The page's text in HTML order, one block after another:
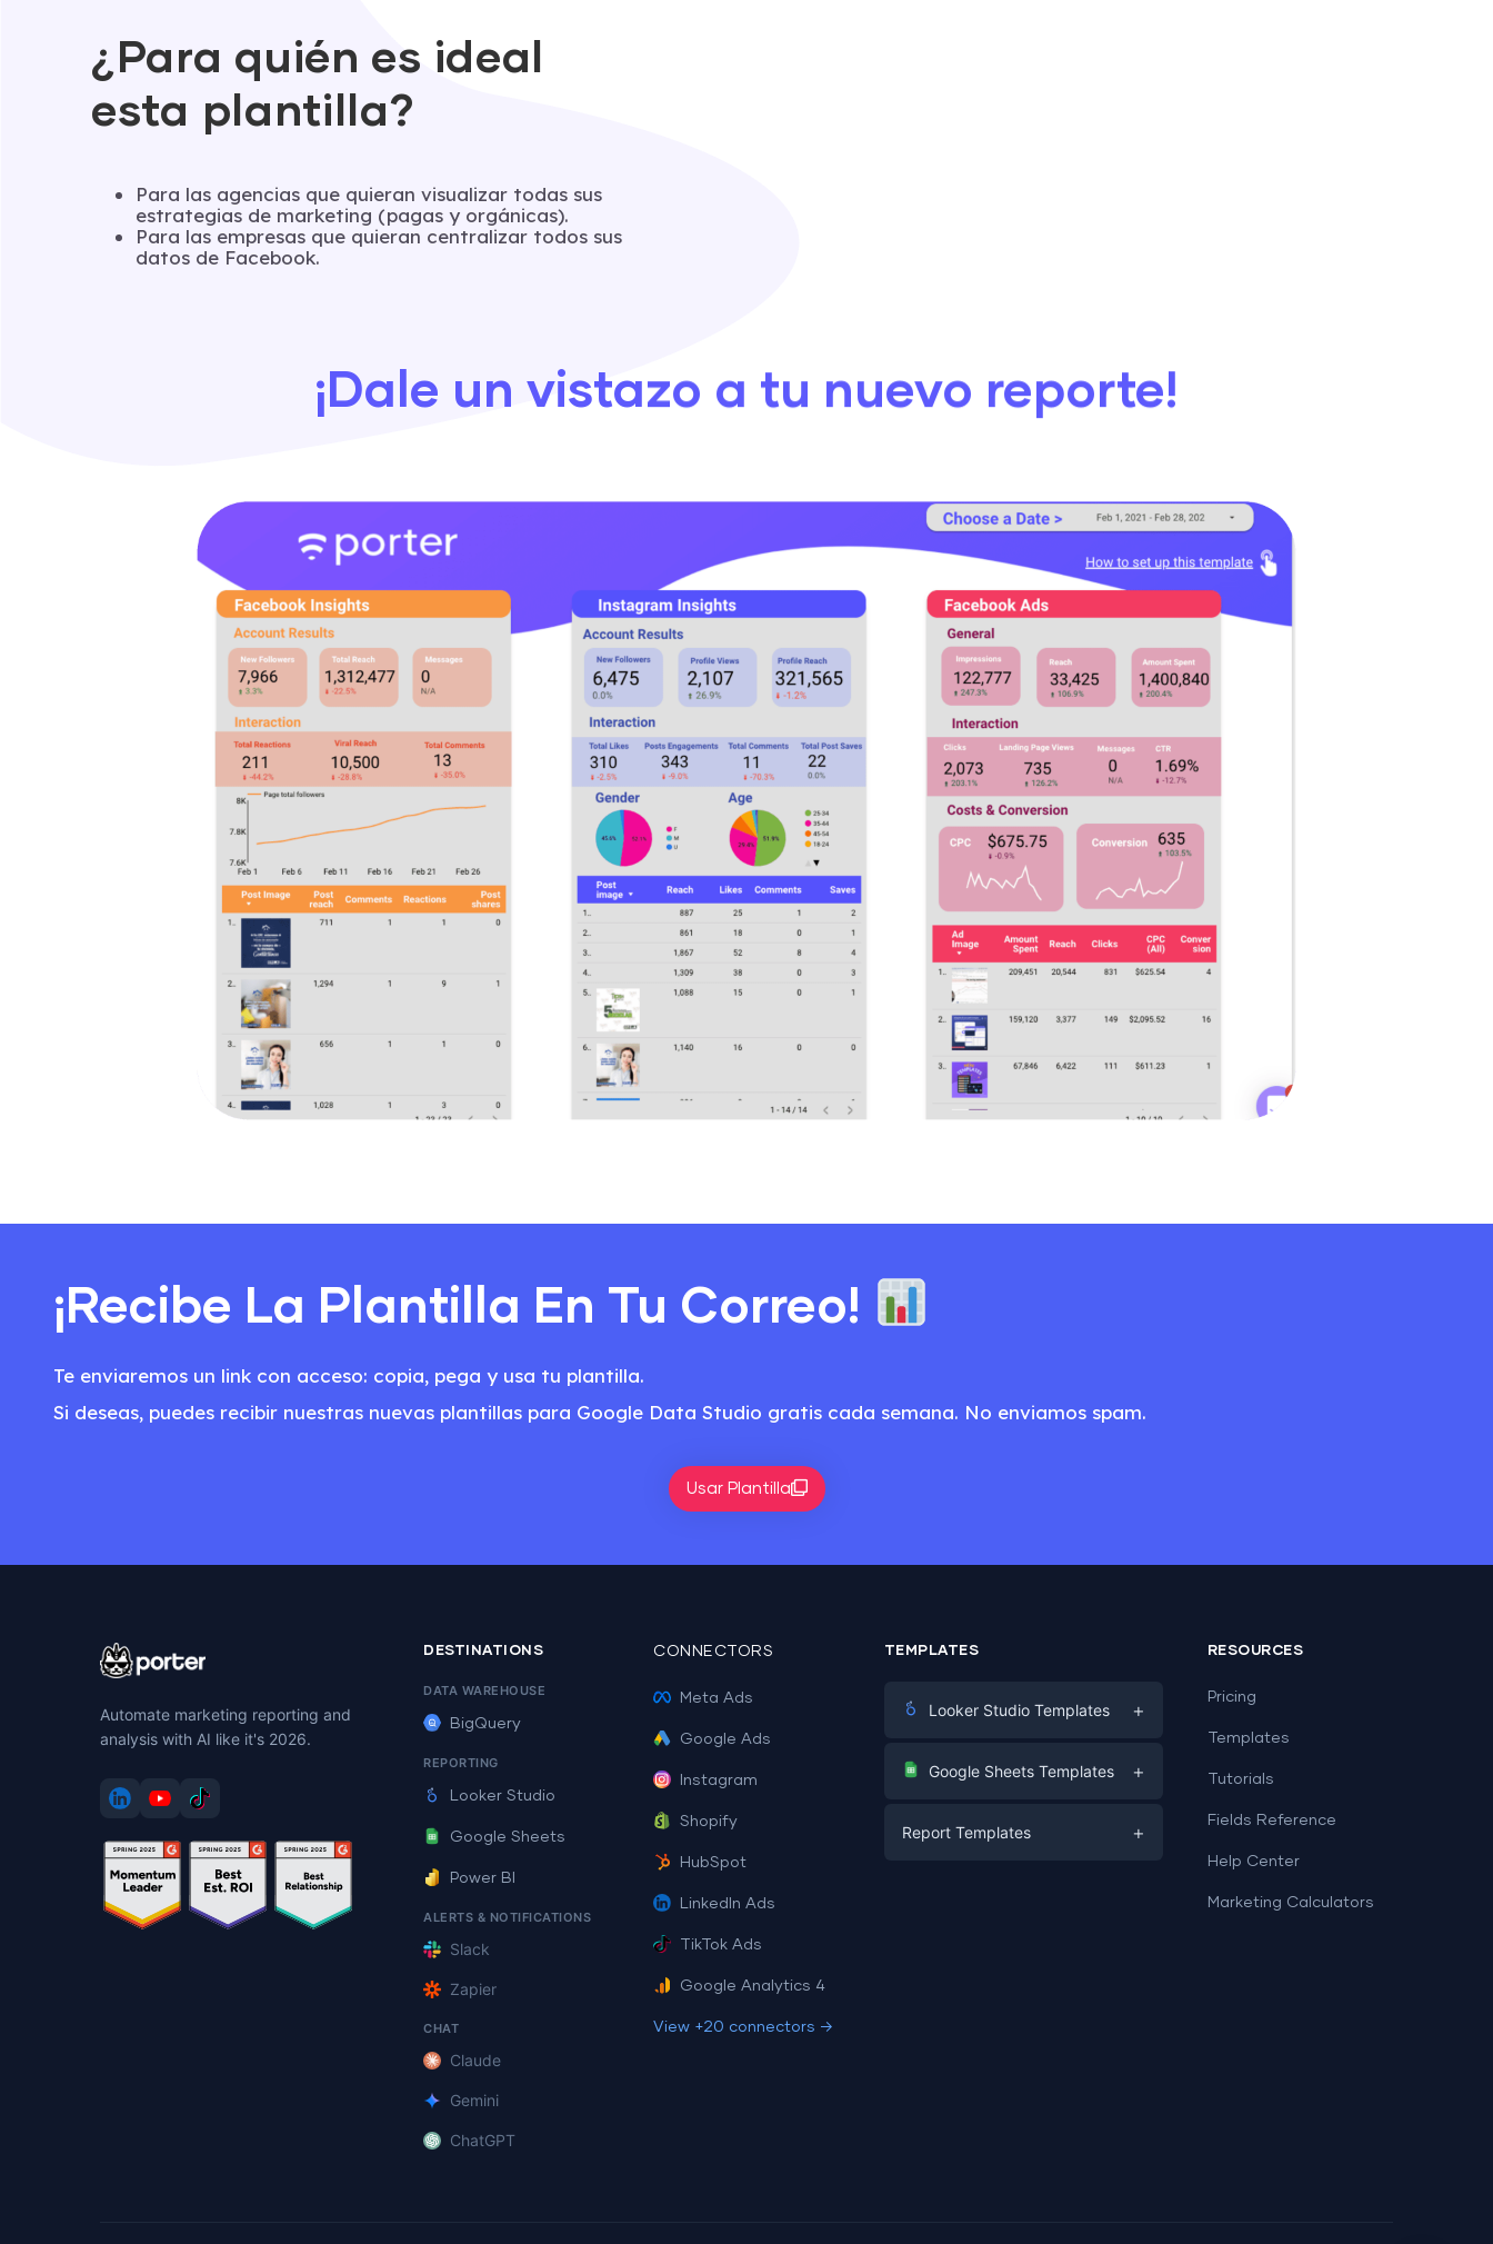
¿Para quién es ideal
esta plantilla?
Para las agencias que quieran visualizar todas sus
estrategias de marketing (pagas y orgánicas).
Para las empresas que quieran centralizar todos sus
datos de Facebook.
¡Dale un vistazo a tu nuevo reporte!
¡Recibe La Plantilla En Tu Correo!
Te enviaremos un link con acceso: copia, pega y usa tu plantilla.
Si deseas, puedes recibir nuestras nuevas plantillas para Google Data Studio gratis cada semana. No enviamos spam.
Usar Plantilla
Automate marketing reporting and
analysis with AI like it's 2026.
DESTINATIONS
DATA WAREHOUSE
BigQuery
REPORTING
Looker Studio
Google Sheets
Power BI
ALERTS & NOTIFICATIONS
Slack
Zapier
CHAT
Claude
Gemini
ChatGPT
CONNECTORS
Meta Ads
Google Ads
Instagram
Shopify
HubSpot
LinkedIn Ads
TikTok Ads
Google Analytics 4
View +20 connectors →
TEMPLATES
Looker Studio Templates +
Digital Marketing
PPC
Google Sheets Templates +
Report Templates +
RESOURCES
Pricing
Templates
Tutorials
Fields Reference
Help Center
Marketing Calculators